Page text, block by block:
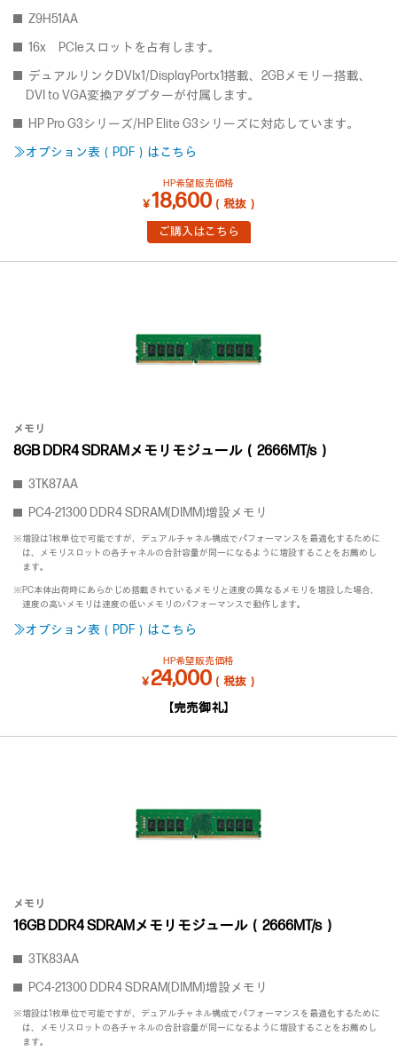
Z9H51AA
16x PCIeスロットを占有します。
デュアルリンクDVIx1/DisplayPortx1搭載、2GBメモリー搭載、
DVI to VGA変換アダプターが付属します。
HP Pro G3シリーズ/HP Elite G3シリーズに対応しています。
≫オプション表（PDF）はこちら
HP希望販売価格
￥18,600（税抜）
ご購入はこちら
メモリ
8GB DDR4 SDRAMメモリモジュール（2666MT/s）
3TK87AA
PC4-21300 DDR4 SDRAM(DIMM)増設メモリ
※増設は1枚単位で可能ですが、デュアルチャネル構成でパフォーマンスを最適化するために
は、メモリスロットの各チャネルの合計容量が同一になるように増設することをお薦めし
ます。
※PC本体出荷時にあらかじめ搭載されているメモリと速度の異なるメモリを増設した場合、
速度の高いメモリは速度の低いメモリのパフォーマンスで動作します。
≫オプション表（PDF）はこちら
HP希望販売価格
￥24,000 （税抜）
【完売御礼】
メモリ
16GB DDR4 SDRAMメモリモジュール（2666MT/s）
3TK83AA
PC4-21300 DDR4 SDRAM(DIMM)増設メモリ
※増設は1枚単位で可能ですが、デュアルチャネル構成でパフォーマンスを最適化するために
は、メモリスロットの各チャネルの合計容量が同一になるように増設することをお薦めし
ます。